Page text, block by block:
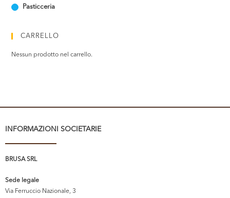
Pasticceria
CARRELLO
Nessun prodotto nel carrello.
INFORMAZIONI SOCIETARIE
BRUSA SRL
Sede legale
Via Ferruccio Nazionale, 3